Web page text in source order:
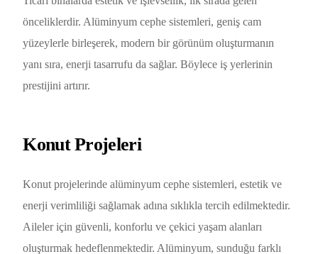
önceliklerdir. Alüminyum cephe sistemleri, geniş cam
yüzeylerle birleşerek, modern bir görünüm oluşturmanın
yanı sıra, enerji tasarrufu da sağlar. Böylece iş yerlerinin
prestijini artırır.
Konut Projeleri
Konut projelerinde alüminyum cephe sistemleri, estetik ve
enerji verimliliği sağlamak adına sıklıkla tercih edilmektedir.
Aileler için güvenli, konforlu ve çekici yaşam alanları
oluşturmak hedeflenmektedir. Alüminyum, sunduğu farklı